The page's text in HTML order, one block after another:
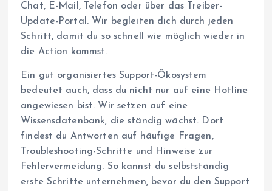
Chat, E-Mail, Telefon oder über das Treiber-
Update-Portal. Wir begleiten dich durch jeden
Schritt, damit du so schnell wie möglich wieder in
die Action kommst.
Ein gut organisiertes Support-Ökosystem
bedeutet auch, dass du nicht nur auf eine Hotline
angewiesen bist. Wir setzen auf eine
Wissensdatenbank, die ständig wächst. Dort
findest du Antworten auf häufige Fragen,
Troubleshooting-Schritte und Hinweise zur
Fehlervermeidung. So kannst du selbstständig
erste Schritte unternehmen, bevor du den Support